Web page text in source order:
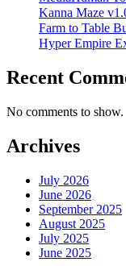
Recent
No comments to show.
Archives
July 2026
June 2026
September 2025
August 2025
July 2025
June 2025